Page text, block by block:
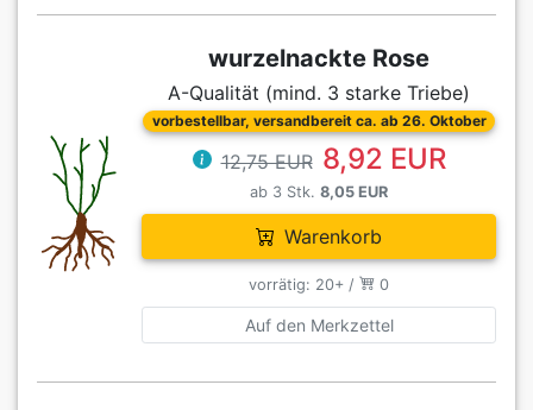
wurzelnackte Rose
A-Qualität (mind. 3 starke Triebe)
vorbestellbar, versandbereit ca. ab 26. Oktober
12,75 EUR 8,92 EUR
ab 3 Stk. 8,05 EUR
Warenkorb
vorrätig: 20+ / 0
Auf den Merkzettel